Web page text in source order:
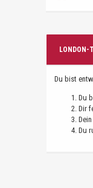
LONDON-
Du bist
Du
Dir
Du